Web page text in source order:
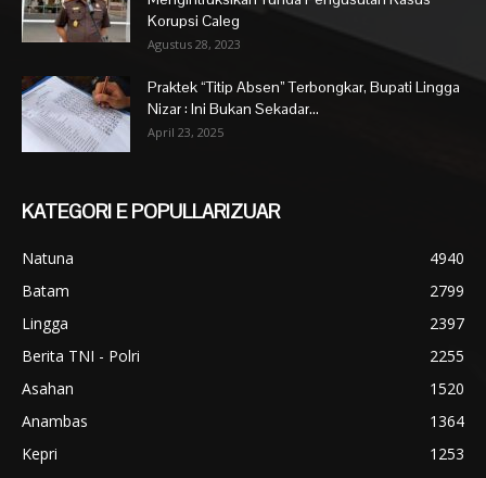
Korupsi Caleg
Agustus 28, 2023
Praktek “Titip Absen” Terbongkar, Bupati Lingga
Nizar : Ini Bukan Sekadar...
April 23, 2025
KATEGORI E POPULLARIZUAR
Natuna
4940
Batam
2799
Lingga
2397
Berita TNI - Polri
2255
Asahan
1520
Anambas
1364
Kepri
1253